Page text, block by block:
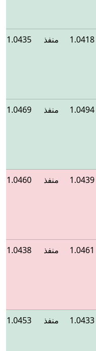
1.0418 منفذ 1.0435
1.0494 منفذ 1.0469
1.0439 منفذ 1.0460
1.0461 منفذ 1.0438
1.0433 منفذ 1.0453